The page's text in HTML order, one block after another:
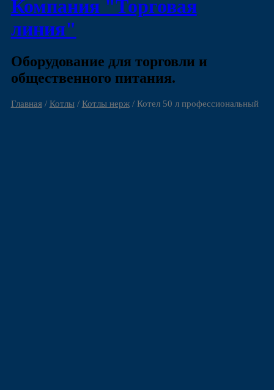
Компания "Торговая
линия"
Оборудование для торговли и
общественного питания.
Главная/ Котлы/ Котлы нерж/ Котел 50 л профессиональный